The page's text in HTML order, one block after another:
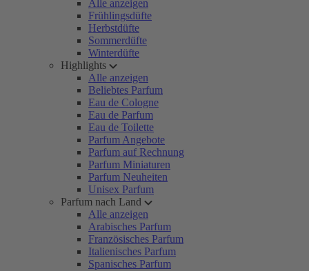
Alle anzeigen
Frühlingsdüfte
Herbstdüfte
Sommerdüfte
Winterdüfte
Highlights
Alle anzeigen
Beliebtes Parfum
Eau de Cologne
Eau de Parfum
Eau de Toilette
Parfum Angebote
Parfum auf Rechnung
Parfum Miniaturen
Parfum Neuheiten
Unisex Parfum
Parfum nach Land
Alle anzeigen
Arabisches Parfum
Französisches Parfum
Italienisches Parfum
Spanisches Parfum